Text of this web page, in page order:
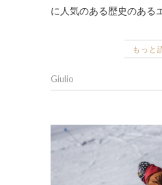
に人気のある歴史のある
もっと
Giulio